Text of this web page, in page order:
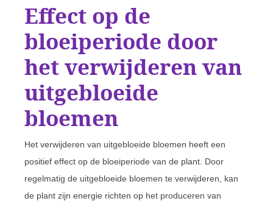
Effect op de
bloeiperiode door
het verwijderen van
uitgebloeide
bloemen
Het verwijderen van uitgebloeide bloemen heeft een
positief effect op de bloeiperiode van de plant. Door
regelmatig de uitgebloeide bloemen te verwijderen, kan
de plant zijn energie richten op het produceren van